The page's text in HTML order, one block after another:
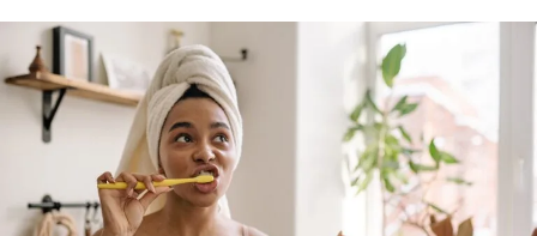
gorge
pourquoi
utilise-
t-
on
le
terme